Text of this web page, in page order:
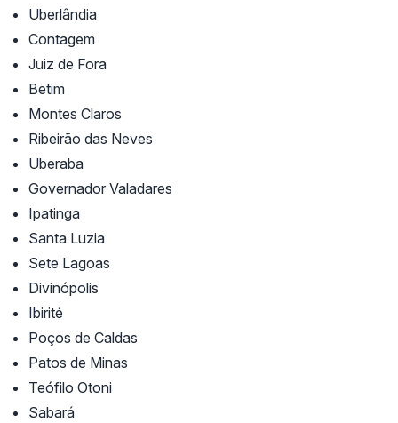
Uberlândia
Contagem
Juiz de Fora
Betim
Montes Claros
Ribeirão das Neves
Uberaba
Governador Valadares
Ipatinga
Santa Luzia
Sete Lagoas
Divinópolis
Ibirité
Poços de Caldas
Patos de Minas
Teófilo Otoni
Sabará